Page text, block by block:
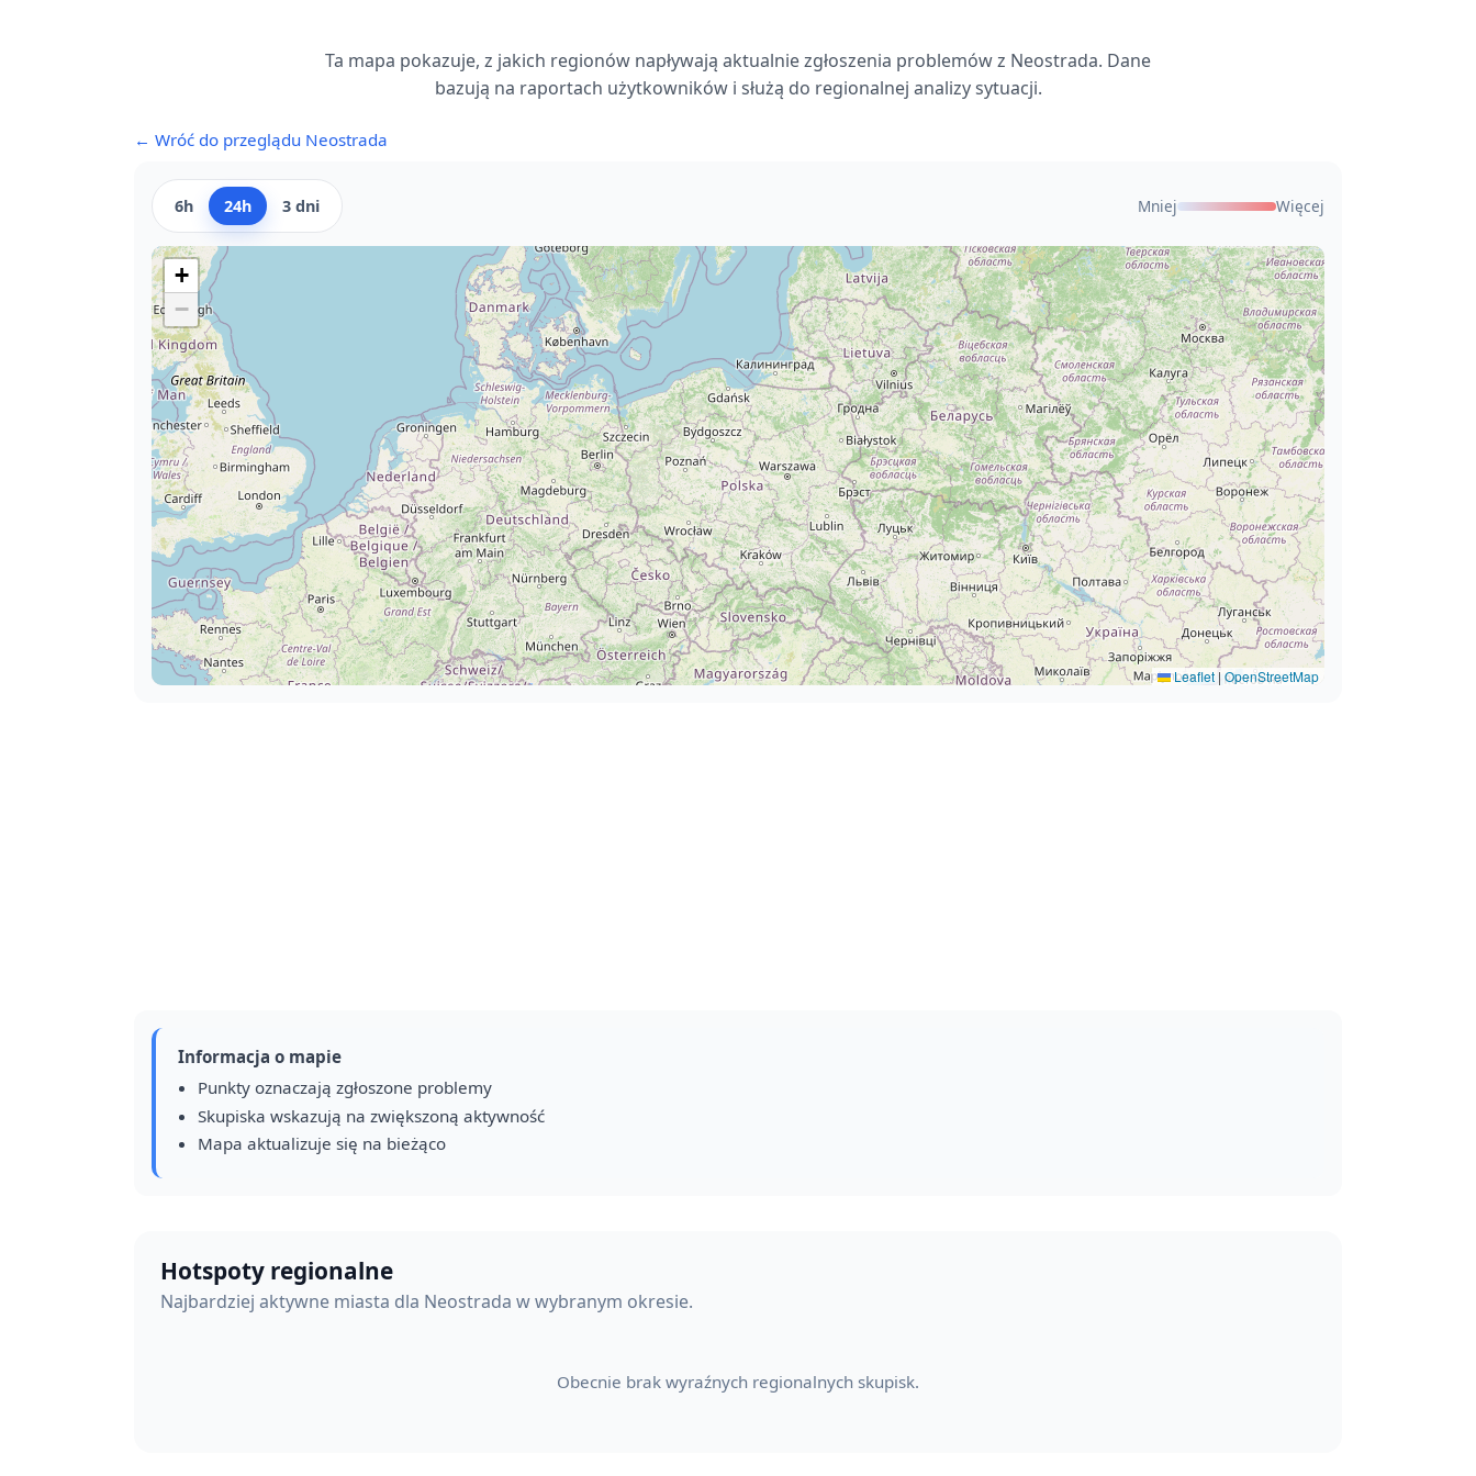
Ta mapa pokazuje, z jakich regionów napływają aktualnie zgłoszenia problemów z Neostrada. Dane
bazują na raportach użytkowników i służą do regionalnej analizy sytuacji.
← Wróć do przeglądu Neostrada
6h 24h 3 dni Mniej Więcej
+
−
Leaflet | OpenStreetMap
Informacja o mapie
Punkty oznaczają zgłoszone problemy
Skupiska wskazują na zwiększoną aktywność
Mapa aktualizuje się na bieżąco
Hotspoty regionalne
Najbardziej aktywne miasta dla Neostrada w wybranym okresie.
Obecnie brak wyraźnych regionalnych skupisk.